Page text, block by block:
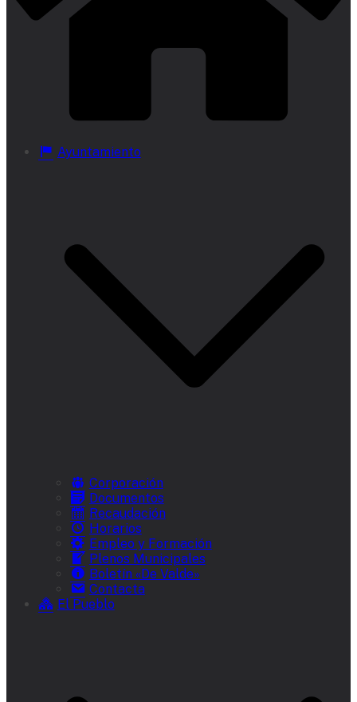
Ayuntamiento
Corporación
Documentos
Recaudación
Horarios
Empleo y Formación
Plenos Municipales
Boletín «De Valde»
Contacta
El Pueblo